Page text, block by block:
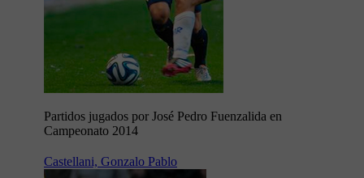
Partidos jugados por José Pedro Fuenzalida en
Campeonato 2014
Castellani, Gonzalo Pablo